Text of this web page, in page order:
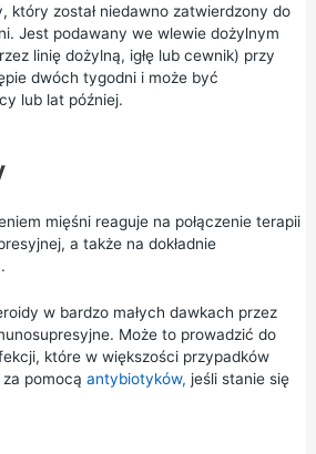
który został niedawno zatwierdzony do
Jest podawany we wlewie dożylnym
linię dożylną, igłę lub cewnik) przy
dwóch tygodni i może być
lub lat później.
mięśni reaguje na połączenie terapii
a także na dokładnie
w bardzo małych dawkach przez
Może to prowadzić do
które w większości przypadków
pomocą antybiotyków, jeśli stanie się